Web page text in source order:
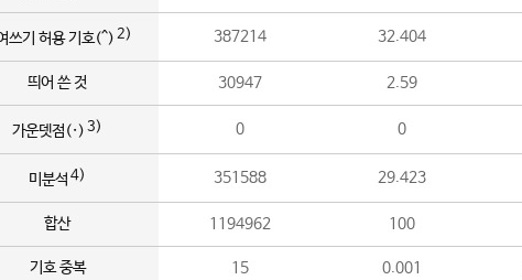
쓰기 허용 기호(^) 2) 387214 32.404
띄어 쓴 것 30947 2.59
가운뎃점(·) 3) 0 0
미분석 4) 351588 29.423
합산 1194962 100
기호 중복 15 0.001